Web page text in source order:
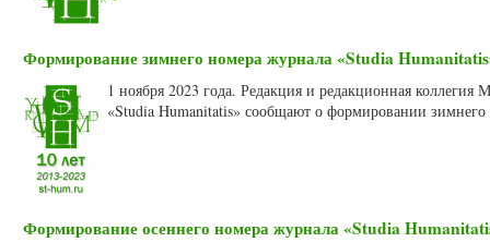
Формирование зимнего номера журнала «Studia
1 ноября 2023 года. Редакция и редакционная
«Studia Humanitatis» сообщают о формировании
Формирование осеннего номера журнала «Studia